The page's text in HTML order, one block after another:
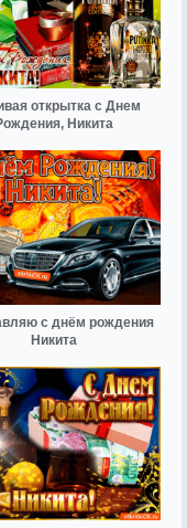
открытка с Днем
Никита
с днём рождения
Никита